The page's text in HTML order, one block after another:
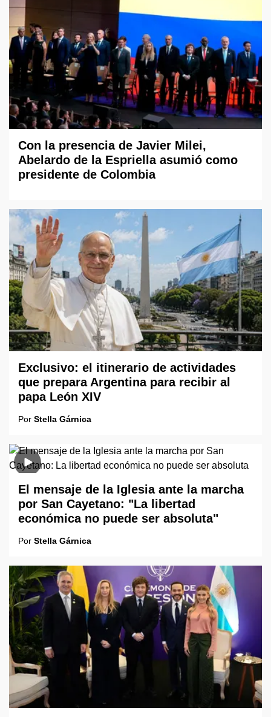
Con la presencia de Javier Milei,
Abelardo de la Espriella asumió como
presidente de Colombia
Exclusivo: el itinerario de actividades
que prepara Argentina para recibir al
papa León XIV
Por Stella Gárnica
El mensaje de la Iglesia ante la marcha
por San Cayetano: "La libertad
económica no puede ser absoluta"
Por Stella Gárnica